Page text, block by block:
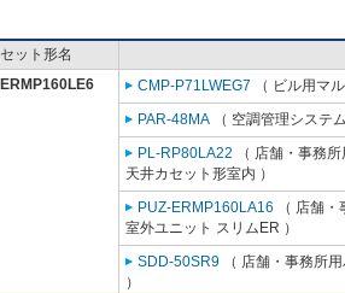
セット形名
CMP-P71LWEG7 （ ビル用マ
PAR-48MA （ 空調管理システ
PL-RP80LA22 （ 店舗・事務
天井カセット形室内 ）
PUZ-ERMP160LA16 （ 店舗
室外ユニット スリムER ）
SDD-50SR9 （ 店舗・事務所
）